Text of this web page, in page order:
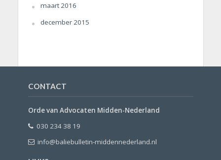
maart 2016
december 2015
CONTACT
Orde van Advocaten Midden-Nederland
030 234 38 19
info@baliebulletin-middennederland.nl